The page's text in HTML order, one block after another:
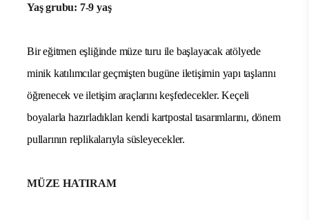
Yaş grubu: 7-9 yaş
Bir eğitmen eşliğinde müze turu ile başlayacak atölyede
minik katılımcılar geçmişten bugüne iletişimin yapı taşlarını
öğrenecek ve iletişim araçlarını keşfedecekler. Keçeli
boyalarla hazırladıkları kendi kartpostal tasarımlarını, dönem
pullarının replikalarıyla süsleyecekler.
MÜZE HATIRAM